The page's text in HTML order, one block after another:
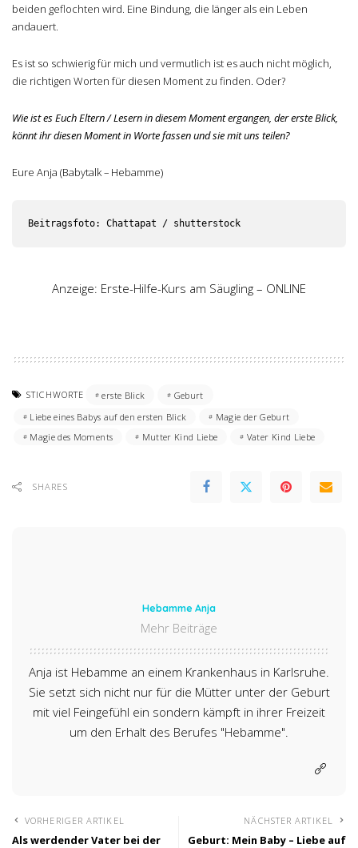
beiden geflochten wird. Eine Bindung, die länger als ein Leben
andauert.
Es ist so schwierig für mich und vermutlich ist es auch nicht möglich,
die richtigen Worten für diesen Moment zu finden. Oder?
Wie ist es Euch Eltern / Lesern in diesem Moment ergangen, der erste Blick,
könnt ihr diesen Moment in Worte fassen und sie mit uns teilen?
Eure Anja (Babytalk – Hebamme)
Beitragsfoto: Chattapat / shutterstock
Anzeige: Erste-Hilfe-Kurs am Säugling – ONLINE
STICHWORTE erste Blick
Geburt
Liebe eines Babys auf den ersten Blick
Magie der Geburt
Magie des Moments
Mutter Kind Liebe Vater Kind Liebe
SHARES
Hebamme Anja
Mehr Beiträge
Anja ist Hebamme an einem Krankenhaus in Karlsruhe.
Sie setzt sich nicht nur für die Mütter unter der Geburt
mit viel Feingefühl ein sondern kämpft in ihrer Freizeit
um den Erhalt des Berufes "Hebamme".
VORHERIGER ARTIKEL
Als werdender Vater bei der
NÄCHSTER ARTIKEL
Geburt: Mein Baby – Liebe auf